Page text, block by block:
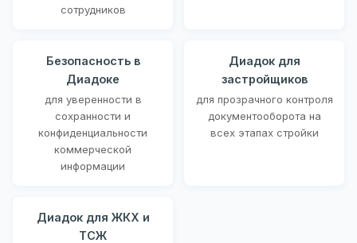
сотрудников
Безопасность в
Диадоке
для уверенности в
сохранности и
конфиденциальности
коммерческой
информации
Диадок для
застройщиков
для прозрачного контроля
документооборота на
всех этапах стройки
Диадок для ЖКХ и
ТСЖ